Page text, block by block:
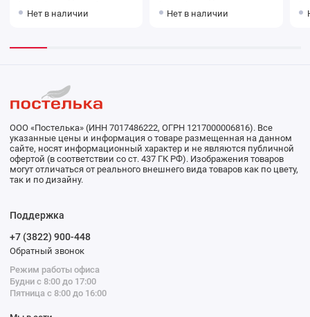
Нет в наличии
Нет в наличии
ООО «Постелька» (ИНН 7017486222, ОГРН 1217000006816). Все
указанные цены и информация о товаре размещенная на данном
сайте, носят информационный характер и не являются публичной
офертой (в соответствии со ст. 437 ГК РФ). Изображения товаров
могут отличаться от реального внешнего вида товаров как по цвету,
так и по дизайну.
Поддержка
+7 (3822) 900-448
Обратный звонок
Режим работы офиса
Будни с 8:00 до 17:00
Пятница с 8:00 до 16:00